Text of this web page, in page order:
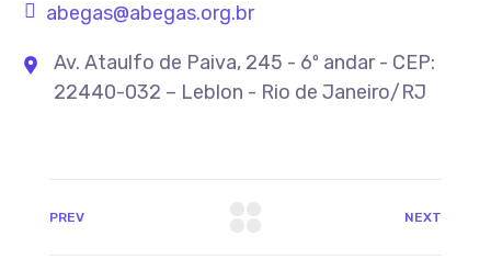
abegas@abegas.org.br
Av. Ataulfo de Paiva, 245 - 6º andar - CEP:
22440-032 – Leblon - Rio de Janeiro/RJ
PREV NEXT